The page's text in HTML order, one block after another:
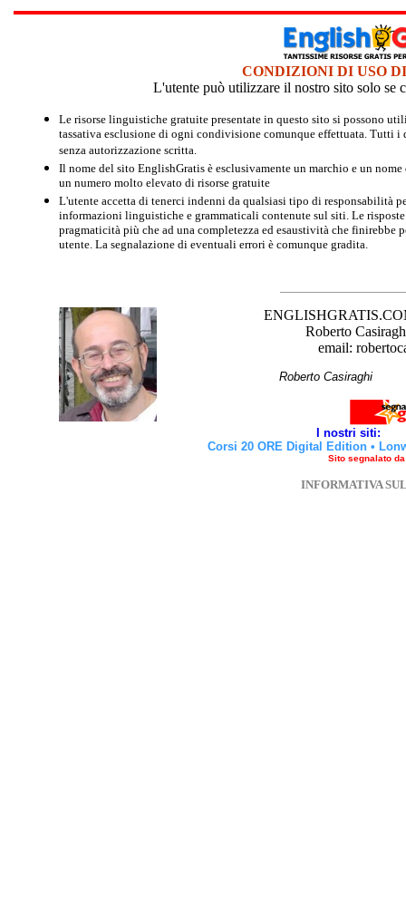
CONDIZIONI DI USO
L'utente può utilizzare il nostro sito solo se
Le risorse linguistiche gratuite presentate in questo sito si possono
tassativa esclusione di ogni condivisione comunque effettuata. Tutti
senza autorizzazione scritta.
Il nome del sito EnglishGratis è esclusivamente un marchio e un
un numero molto elevato di risorse gratuite
L'utente accetta di tenerci indenni da qualsiasi tipo di responsabilità
informazioni linguistiche e grammaticali contenute sul siti. Le
pragmaticità più che ad una completezza ed esaustività che finirebbe
utente. La segnalazione di eventuali errori è comunque gradita.
Roberto
email:
Roberto
I nostri siti:
Corsi 20 ORE Digital Edition •
Sito segnalato
INFORMATIVA